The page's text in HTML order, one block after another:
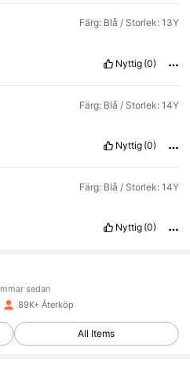
Färg: Blå / Storlek: 13Y
Nyttig (0)
Färg: Blå / Storlek: 14Y
Nyttig (0)
Färg: Blå / Storlek: 14Y
Nyttig (0)
89K+ Återköp
All Items